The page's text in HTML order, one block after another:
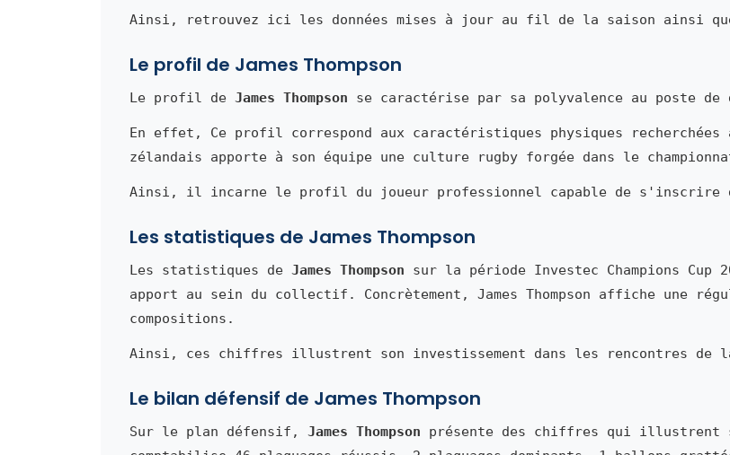
Ainsi, retrouvez ici les données mises à jour au fil de la saison ainsi
Le profil de James Thompson
Le profil de James Thompson se caractérise par sa polyvalence au poste de
En effet, Ce profil correspond aux caractéristiques physiques
zélandais apporte à son équipe une culture rugby forgée dans le
Ainsi, il incarne le profil du joueur professionnel capable de s'inscrire
Les statistiques de James Thompson
Les statistiques de James Thompson sur la période Investec Champions Cup
apport au sein du collectif. Concrètement, James Thompson affiche une
compositions.
Ainsi, ces chiffres illustrent son investissement dans les rencontres de
Le bilan défensif de James Thompson
Sur le plan défensif, James Thompson présente des chiffres qui illustrent